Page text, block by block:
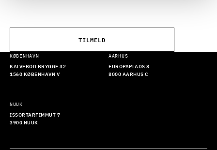
TILMELD
KØBENHAVN
KALVEBOD BRYGGE 32
1560 KØBENHAVN V
AARHUS
EUROPAPLADS 8
8000 AARHUS C
NUUK
ISSORTARFIMMUT 7
3900 NUUK